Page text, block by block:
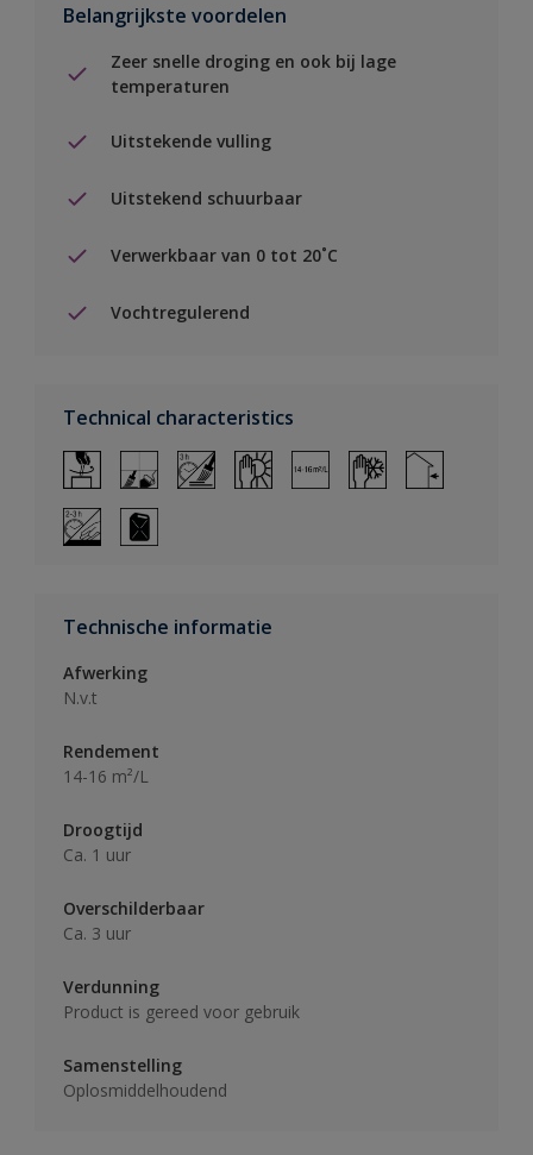
Belangrijkste voordelen
Zeer snelle droging en ook bij lage
temperaturen
Uitstekende vulling
Uitstekend schuurbaar
Verwerkbaar van 0 tot 20˚C
Vochtregulerend
Technical characteristics
Technische informatie
Afwerking
N.v.t
Rendement
14-16 m²/L
Droogtijd
Ca. 1 uur
Overschilderbaar
Ca. 3 uur
Verdunning
Product is gereed voor gebruik
Samenstelling
Oplosmiddelhoudend